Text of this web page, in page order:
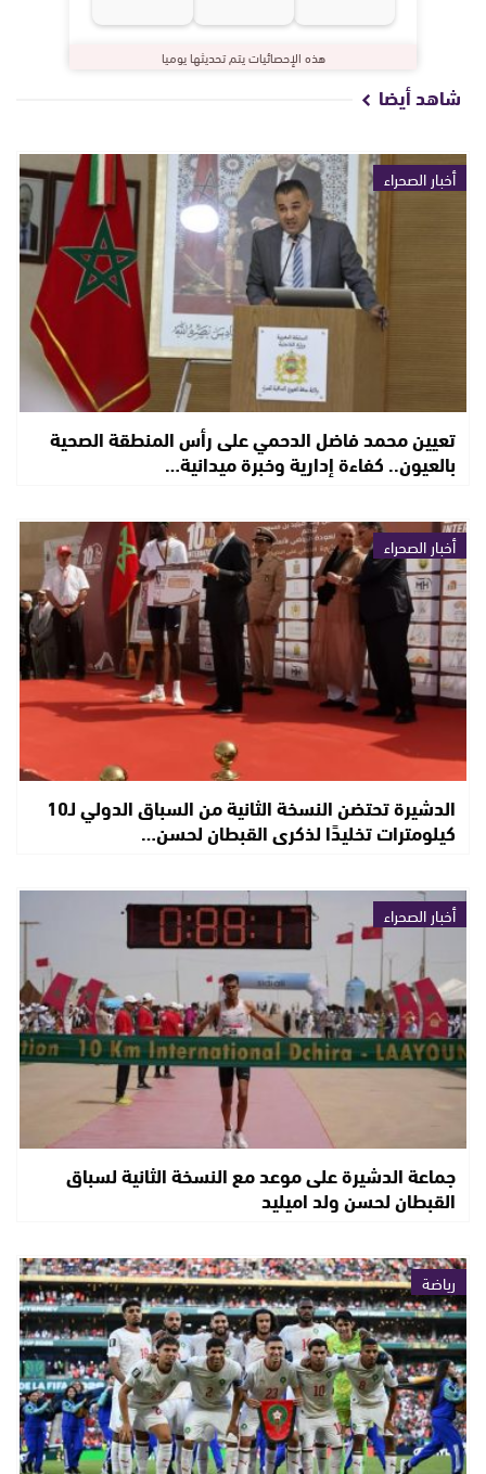
هذه الإحصائيات يتم تحديثها يوميا
شاهد أيضا
أخبار الصحراء
تعيين محمد فاضل الدحمي على رأس المنطقة الصحية
بالعيون.. كفاءة إدارية وخبرة ميدانية…
أخبار الصحراء
الدشيرة تحتضن النسخة الثانية من السباق الدولي لـ10
كيلومترات تخليدًا لذكرى القبطان لحسن…
أخبار الصحراء
جماعة الدشيرة على موعد مع النسخة الثانية لسباق
القبطان لحسن ولد اميليد
رياضة